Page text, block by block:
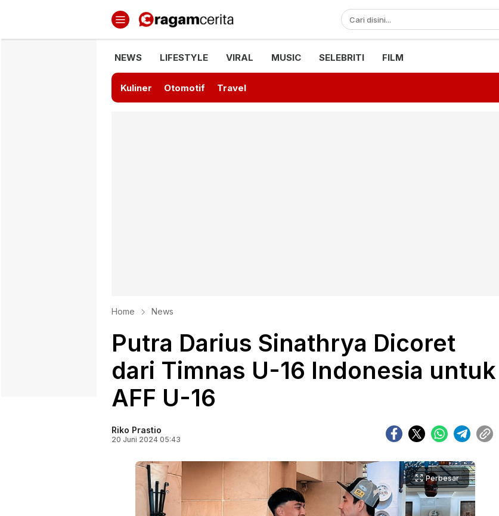
Ragamcerita.com
Informasi Terbaru dan Terkini
NEWS LIFESTYLE VIRAL MUSIC SELEBRITI FILM
Kuliner Otomotif Travel
Home News
Putra Darius Sinathrya Dicoret
dari Timnas U-16 Indonesia untuk
AFF U-16
Riko Prastio
20 Juni 2024 05:43
Perbesar